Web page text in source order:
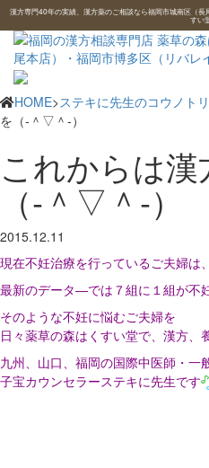
漢方専門40年の実績、漢方薬のご相談なら福岡市城南区（
すい
HOME>ステキに先生のコウノト
を（‐＾▽＾‐）
これからは
（‐＾▽＾‐）
2015.12.11
現在不妊治療を行っているご夫婦は
最新のデータ―では７組に１組が不
そのような不妊に悩むご夫婦を
日々薬草の森はくすい堂で、漢方、
九州、山口、福岡の国際中医師・一
子宝カウンセラーステキに先生です